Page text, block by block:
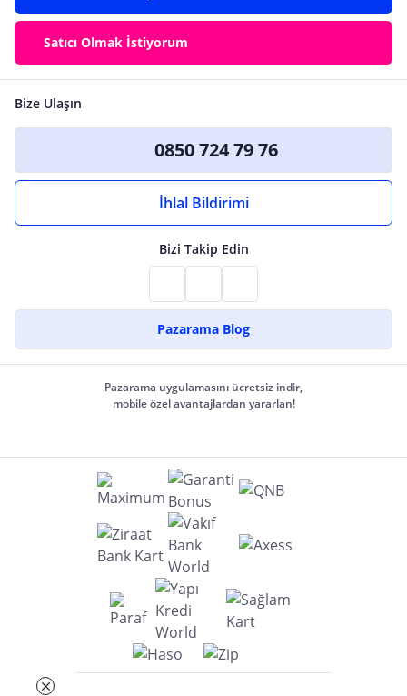
Satıcı Olmak İstiyorum
Bize Ulaşın
0850 724 79 76
İhlal Bildirimi
Bizi Takip Edin
Pazarama Blog
Pazarama uygulamasını ücretsiz indir,
mobile özel avantajlardan yararlan!